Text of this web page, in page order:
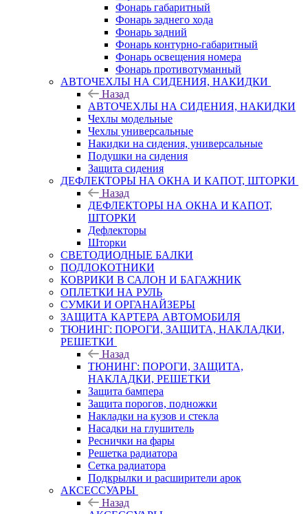
Фонарь габаритный
Фонарь заднего хода
Фонарь задний
Фонарь контурно-габаритный
Фонарь освещения номера
Фонарь противотуманный
АВТОЧЕХЛЫ НА СИДЕНИЯ, НАКИДКИ
Назад
АВТОЧЕХЛЫ НА СИДЕНИЯ, НАКИДКИ
Чехлы модельные
Чехлы универсальные
Накидки на сидения, универсальные
Подушки на сидения
Защита сидения
ДЕФЛЕКТОРЫ НА ОКНА И КАПОТ, ШТОРКИ
Назад
ДЕФЛЕКТОРЫ НА ОКНА И КАПОТ,
ШТОРКИ
Дефлекторы
Шторки
СВЕТОДИОДНЫЕ БАЛКИ
ПОДЛОКОТНИКИ
КОВРИКИ В САЛОН И БАГАЖНИК
ОПЛЕТКИ НА РУЛЬ
СУМКИ И ОРГАНАЙЗЕРЫ
ЗАЩИТА КАРТЕРА АВТОМОБИЛЯ
ТЮНИНГ: ПОРОГИ, ЗАЩИТА, НАКЛАДКИ,
РЕШЕТКИ
Назад
ТЮНИНГ: ПОРОГИ, ЗАЩИТА,
НАКЛАДКИ, РЕШЕТКИ
Защита бампера
Защита порогов, подножки
Накладки на кузов и стекла
Насадки на глушитель
Реснички на фары
Решетка радиатора
Сетка радиатора
Подкрылки и расширители арок
АКСЕССУАРЫ
Назад